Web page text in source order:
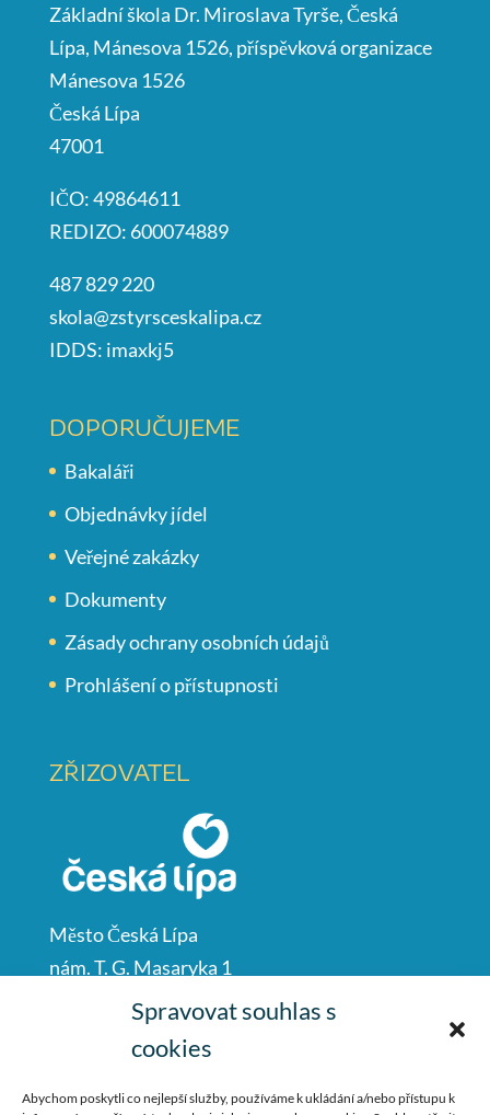
Spravovat souhlas s
cookies
Abychom poskytli co nejlepší služby, používáme k ukládání a/nebo přístupu k
Základní škola Dr. Miroslava Tyrše, Česká
Lípa, Mánesova 1526, příspěvková organizace
Mánesova 1526
Česká Lípa
47001
IČO: 49864611
REDIZO: 600074889
487 829 220
skola@zstyrsceskalipa.cz
IDDS: imaxkj5
DOPORUČUJEME
Bakaláři
Objednávky jídel
Veřejné zakázky
Dokumenty
Zásady ochrany osobních údajů
Prohlášení o přístupnosti
ZŘIZOVATEL
Město Česká Lípa
nám. T. G. Masaryka 1
Česká Lípa